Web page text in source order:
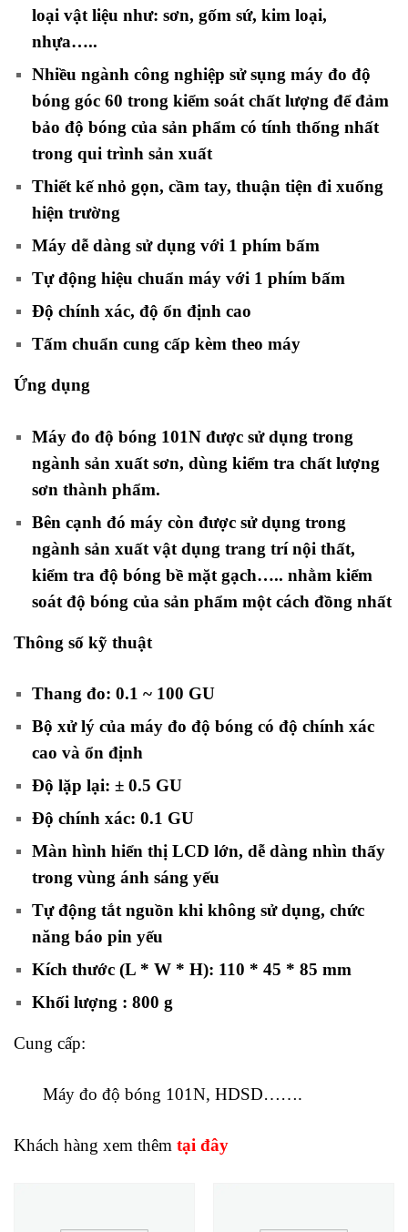
loại vật liệu như: sơn, gốm sứ, kim loại,
nhựa…..
Nhiều ngành công nghiệp sử sụng máy đo độ
bóng góc 60 trong kiểm soát chất lượng để đảm
bảo độ bóng của sản phẩm có tính thống nhất
trong qui trình sản xuất
Thiết kế nhỏ gọn, cầm tay, thuận tiện đi xuống
hiện trường
Máy dễ dàng sử dụng với 1 phím bấm
Tự động hiệu chuẩn máy với 1 phím bấm
Độ chính xác, độ ổn định cao
Tấm chuẩn cung cấp kèm theo máy
Ứng dụng
Máy đo độ bóng 101N được sử dụng trong
ngành sản xuất sơn, dùng kiểm tra chất lượng
sơn thành phẩm.
Bên cạnh đó máy còn được sử dụng trong
ngành sản xuất vật dụng trang trí nội thất,
kiểm tra độ bóng bề mặt gạch….. nhằm kiểm
soát độ bóng của sản phẩm một cách đồng nhất
Thông số kỹ thuật
Thang đo: 0.1 ~ 100 GU
Bộ xử lý của máy đo độ bóng có độ chính xác
cao và ổn định
Độ lặp lại: ± 0.5 GU
Độ chính xác: 0.1 GU
Màn hình hiển thị LCD lớn, dễ dàng nhìn thấy
trong vùng ánh sáng yếu
Tự động tắt nguồn khi không sử dụng, chức
năng báo pin yếu
Kích thước (L * W * H): 110 * 45 * 85 mm
Khối lượng : 800 g
Cung cấp:
Máy đo độ bóng 101N, HDSD…….
Khách hàng xem thêm tại đây